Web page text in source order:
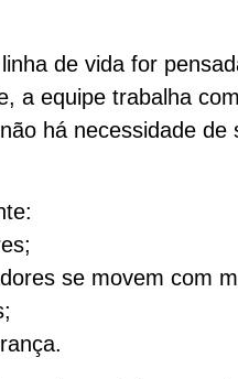
de vida for
a equipe trabalha
há necessidade de
se movem com